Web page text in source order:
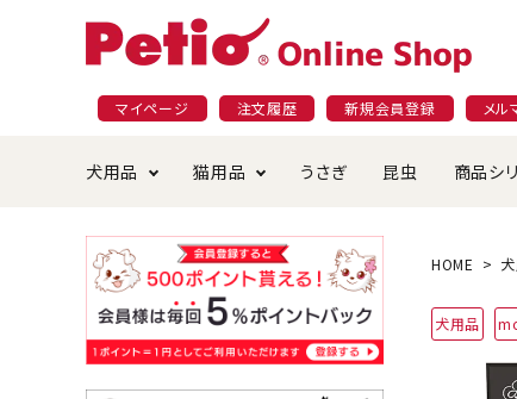
マイページ 注文履歴 新規会員登録 メル
犬用品
ドッグフード
ペットシーツ ベ
猫用品
ごはん・おやつ
ベッド・ハウス・マット サ
うさぎ 昆虫 商品シ
プラクト
夜のお散歩特集
国産フード&おやつ特集 穀物不
ショッピングガイド
返品・交換について
HOME
犬用品